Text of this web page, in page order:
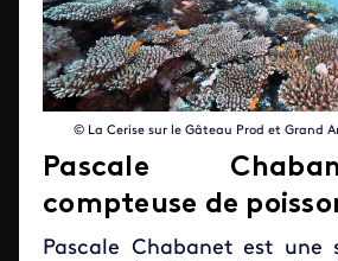
© La Cerise sur le Gâteau Prod et Grand
Pascale
compteuse de
Pascale Chabanet est une